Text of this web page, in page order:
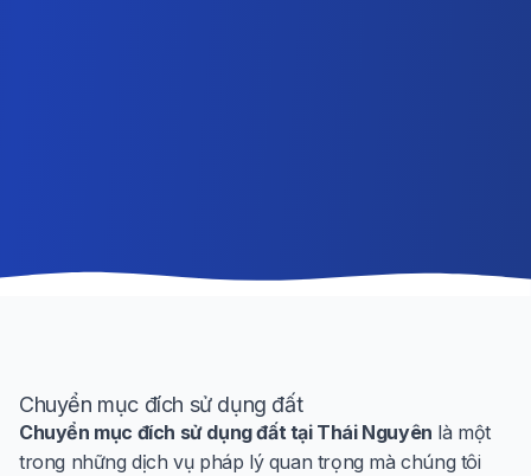
Chuyển mục đích sử dụng đất
Chuyển mục đích sử dụng đất tại Thái Nguyên là một
trong những dịch vụ pháp lý quan trọng mà chúng tôi